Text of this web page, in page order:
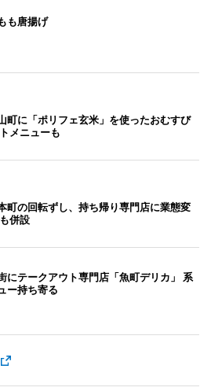
も唐揚げ
町に「ポリフェ玄米」を使ったおむすび
メニューも
町の回転ずし、持ち帰り専門店に業態変
併設
にテークアウト専門店「魚町デリカ」 系
ー持ち寄る